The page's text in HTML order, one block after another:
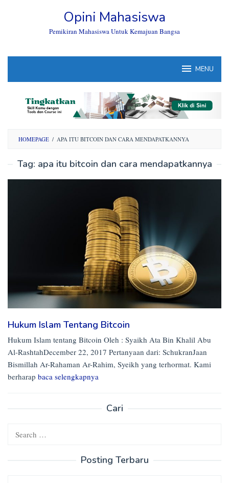
Opini Mahasiswa
Pemikiran Mahasiswa Untuk Kemajuan Bangsa
MENU
HOMEPAGE / APA ITU BITCOIN DAN CARA MENDAPATKANNYA
Tag: apa itu bitcoin dan cara mendapatkannya
Hukum Islam Tentang Bitcoin
Hukum Islam tentang Bitcoin Oleh : Syaikh Ata Bin Khalil Abu
Al-RashtahDecember 22, 2017 Pertanyaan dari: SchukranJaan
Bismillah Ar-Rahaman Ar-Rahim, Syeikh yang terhormat. Kami
berharap baca selengkapnya
Cari
Posting Terbaru